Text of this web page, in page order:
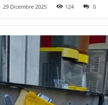
29 Dicembre 2025 124 0